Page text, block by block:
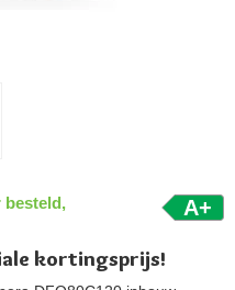
besteld,
A+
kortingsprijs!